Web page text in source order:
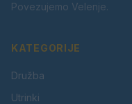
Povezujemo Velenje.
KATEGORIJE
Družba
Utrinki